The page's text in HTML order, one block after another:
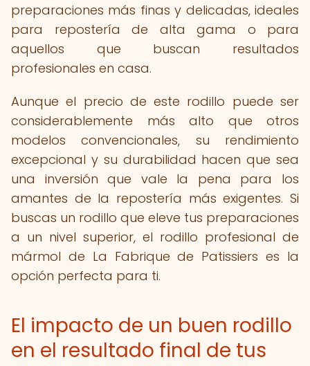
preparaciones más finas y delicadas, ideales
para repostería de alta gama o para
aquellos que buscan resultados
profesionales en casa.
Aunque el precio de este rodillo puede ser
considerablemente más alto que otros
modelos convencionales, su rendimiento
excepcional y su durabilidad hacen que sea
una inversión que vale la pena para los
amantes de la repostería más exigentes. Si
buscas un rodillo que eleve tus preparaciones
a un nivel superior, el rodillo profesional de
mármol de La Fabrique de Patissiers es la
opción perfecta para ti.
El impacto de un buen rodillo
en el resultado final de tus